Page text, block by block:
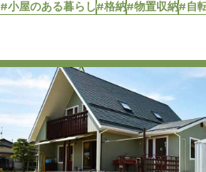
#小屋のある暮らし#格納#物置収納#自